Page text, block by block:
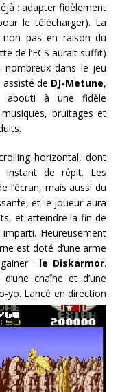
: adapter fidèlement
le télécharger). La
non pas en raison du
de l’ECS aurait suffit)
dans le jeu
de DJ-Metune,
à une fidèle
bruitages et
horizontal, dont
instant de répit. Les
l’écran, mais aussi du
et le joueur aura
et atteindre la fin de
Heureusement
est doté d’une arme
: le Diskarmor.
chaîne et d’une
yo. Lancé en direction